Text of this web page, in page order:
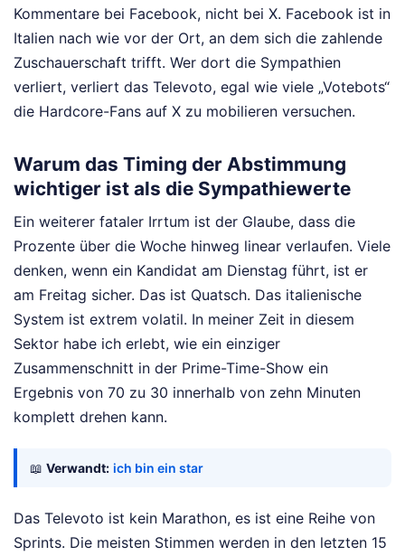
Kommentare bei Facebook, nicht bei X. Facebook ist in
Italien nach wie vor der Ort, an dem sich die zahlende
Zuschauerschaft trifft. Wer dort die Sympathien
verliert, verliert das Televoto, egal wie viele „Votebots“
die Hardcore-Fans auf X zu mobilieren versuchen.
Warum das Timing der Abstimmung
wichtiger ist als die Sympathiewerte
Ein weiterer fataler Irrtum ist der Glaube, dass die
Prozente über die Woche hinweg linear verlaufen. Viele
denken, wenn ein Kandidat am Dienstag führt, ist er
am Freitag sicher. Das ist Quatsch. Das italienische
System ist extrem volatil. In meiner Zeit in diesem
Sektor habe ich erlebt, wie ein einziger
Zusammenschnitt in der Prime-Time-Show ein
Ergebnis von 70 zu 30 innerhalb von zehn Minuten
komplett drehen kann.
📖 Verwandt: ich bin ein star
Das Televoto ist kein Marathon, es ist eine Reihe von
Sprints. Die meisten Stimmen werden in den letzten 15